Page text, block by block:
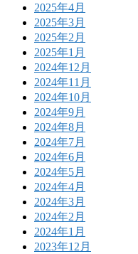
2025年4月
2025年3月
2025年2月
2025年1月
2024年12月
2024年11月
2024年10月
2024年9月
2024年8月
2024年7月
2024年6月
2024年5月
2024年4月
2024年3月
2024年2月
2024年1月
2023年12月